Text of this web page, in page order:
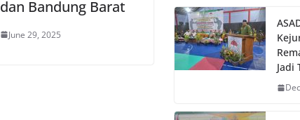
dan Bandung Barat
June 29, 2025
Jadi